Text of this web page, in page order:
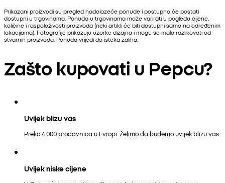
Prikazani proizvodi su pregled nadolazeće ponude i postupno će postati
dostupni u trgovinama. Ponuda u trgovinama može varirati u pogledu cijene,
količine i raspoloživosti proizvoda (neki artikli će biti dostupni samo na određenim
lokacijama). Fotografije prikazuju uzorke dizajna i mogu se malo razlikovati od
stvarnih proizvoda. Ponuda vrijedi do isteka zaliha.
Zašto kupovati u Pepcu?
Uvijek blizu vas
Preko 4.000 prodavnica u Evropi. Želimo da budemo uvijek blizu vas.
Uvijek niske cijene